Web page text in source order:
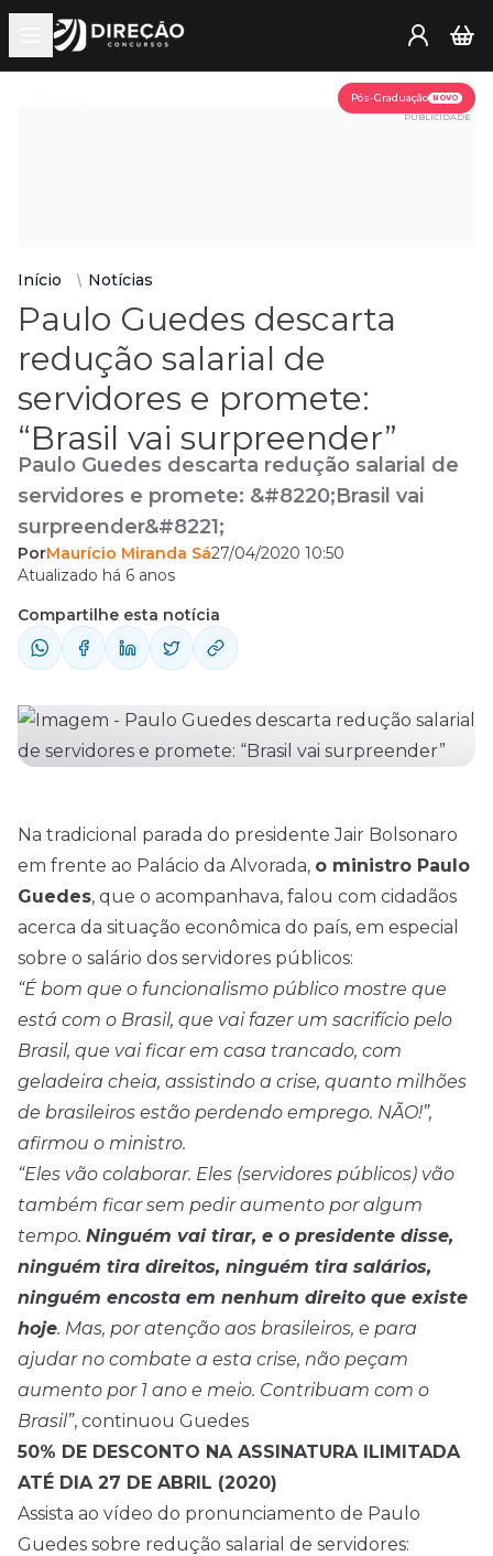
Open main menu
Pós-Graduação NOVO
PUBLICIDADE
Início Notícias
Paulo Guedes descarta
redução salarial de
servidores e promete:
“Brasil vai surpreender”
Paulo Guedes descarta redução salarial de
servidores e promete: &#8220;Brasil vai
surpreender&#8221;
PorMaurício Miranda Sá27/04/2020 10:50
Atualizado há 6 anos
Compartilhe esta notícia
Na tradicional parada do presidente Jair Bolsonaro
em frente ao Palácio da Alvorada, o ministro Paulo
Guedes, que o acompanhava, falou com cidadãos
acerca da situação econômica do país, em especial
sobre o salário dos servidores públicos:
“É bom que o funcionalismo público mostre que
está com o Brasil, que vai fazer um sacrifício pelo
Brasil, que vai ficar em casa trancado, com
geladeira cheia, assistindo a crise, quanto milhões
de brasileiros estão perdendo emprego. NÃO!”,
afirmou o ministro.
“Eles vão colaborar. Eles (servidores públicos) vão
também ficar sem pedir aumento por algum
tempo. Ninguém vai tirar, e o presidente disse,
ninguém tira direitos, ninguém tira salários,
ninguém encosta em nenhum direito que existe
hoje. Mas, por atenção aos brasileiros, e para
ajudar no combate a esta crise, não peçam
aumento por 1 ano e meio. Contribuam com o
Brasil”, continuou Guedes
50% DE DESCONTO NA ASSINATURA ILIMITADA
ATÉ DIA 27 DE ABRIL (2020)
Assista ao vídeo do pronunciamento de Paulo
Guedes sobre redução salarial de servidores: